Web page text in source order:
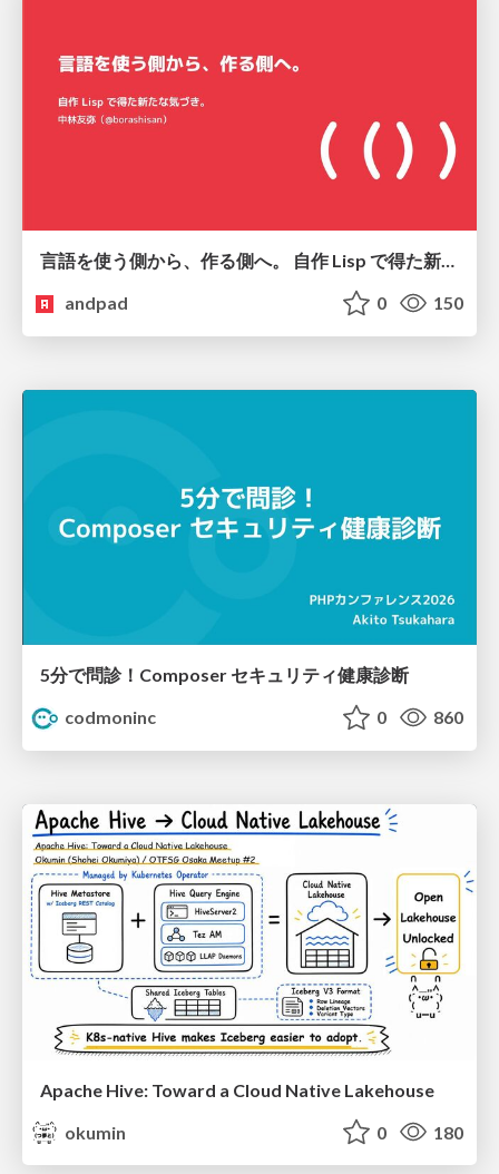
andpad
0 150
5分で問診！Composer セキュリティ健康診断
codmoninc
0 860
Apache Hive: Toward a Cloud Native Lakehouse
okumin
0 180